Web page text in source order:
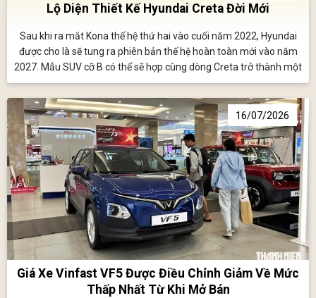
Lộ Diện Thiết Kế Hyundai Creta Đời Mới
Sau khi ra mắt Kona thế hệ thứ hai vào cuối năm 2022, Hyundai
được cho là sẽ tung ra phiên bản thế hệ hoàn toàn mới vào năm
2027. Mẫu SUV cỡ B có thể sẽ hợp cùng dòng Creta trở thành một
mẫu xe toàn cầu duy nhất.
16/07/2026
Giá Xe Vinfast VF5 Được Điều Chỉnh Giảm Về Mức
Thấp Nhất Từ Khi Mở Bán